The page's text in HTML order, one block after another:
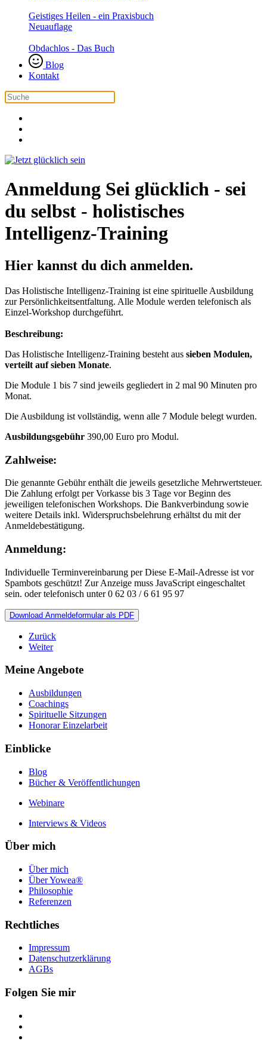
Geistiges Heilen - ein Praxisbuch
Neuauflage
Obdachlos - Das Buch
Blog
Kontakt
Anmeldung Sei glücklich - sei
du selbst - holistisches
Intelligenz-Training
Hier kannst du dich anmelden.
Das Holistische Intelligenz-Training ist eine spirituelle Ausbildung
zur Persönlichkeitsentfaltung. Alle Module werden telefonisch als
Einzel-Workshop durchgeführt.
Beschreibung:
Das Holistische Intelligenz-Training besteht aus sieben Modulen,
verteilt auf sieben Monate.
Die Module 1 bis 7 sind jeweils gegliedert in 2 mal 90 Minuten pro
Monat.
Die Ausbildung ist vollständig, wenn alle 7 Module belegt wurden.
Ausbildungsgebühr 390,00 Euro pro Modul.
Zahlweise:
Die genannte Gebühr enthält die jeweils gesetzliche Mehrwertsteuer.
Die Zahlung erfolgt per Vorkasse bis 3 Tage vor Beginn des
jeweiligen telefonischen Workshops. Die Bankverbindung sowie
weitere Details inkl. Widerspruchsbelehrung erhältst du mit der
Anmeldebestätigung.
Anmeldung:
Individuelle Terminvereinbarung perDiese E-Mail-Adresse ist vor
Spambots geschützt! Zur Anzeige muss JavaScript eingeschaltet
sein. oder telefonisch unter 0 62 03 / 6 61 95 97
Download Anmeldeformular als PDF
Zurück
Weiter
Meine Angebote
Ausbildungen
Coachings
Spirituelle Sitzungen
Honorar Einzelarbeit
Einblicke
Blog
Bücher & Veröffentlichungen
Webinare
Interviews & Videos
Über mich
Über mich
Über Yowea®
Philosophie
Referenzen
Rechtliches
Impressum
Datenschutzerklärung
AGBs
Folgen Sie mir